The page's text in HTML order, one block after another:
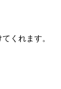
くれます。